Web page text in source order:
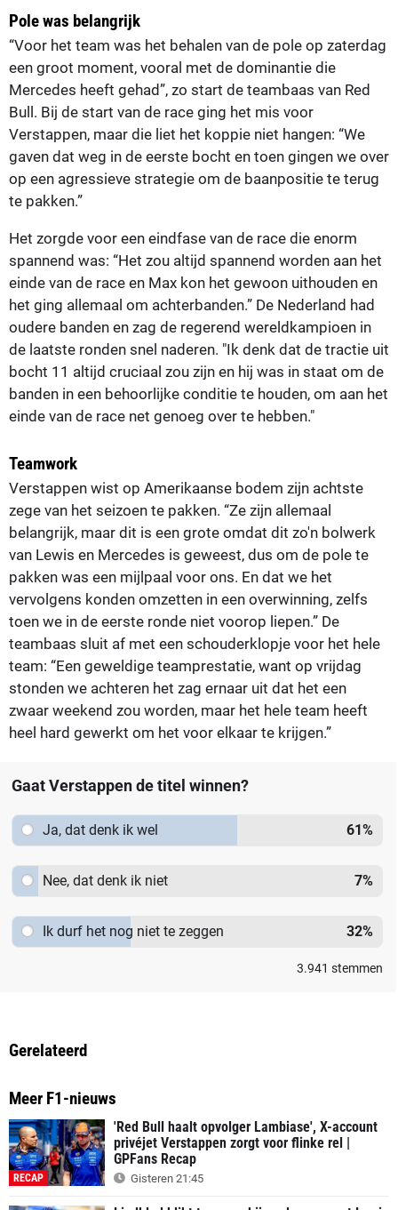
Pole was belangrijk
“Voor het team was het behalen van de pole op zaterdag
een groot moment, vooral met de dominantie die
Mercedes heeft gehad”, zo start de teambaas van Red
Bull. Bij de start van de race ging het mis voor
Verstappen, maar die liet het koppie niet hangen: “We
gaven dat weg in de eerste bocht en toen gingen we over
op een agressieve strategie om de baanpositie te terug
te pakken.”
Het zorgde voor een eindfase van de race die enorm
spannend was: “Het zou altijd spannend worden aan het
einde van de race en Max kon het gewoon uithouden en
het ging allemaal om achterbanden.” De Nederland had
oudere banden en zag de regerend wereldkampioen in
de laatste ronden snel naderen. "Ik denk dat de tractie uit
bocht 11 altijd cruciaal zou zijn en hij was in staat om de
banden in een behoorlijke conditie te houden, om aan het
einde van de race net genoeg over te hebben."
Teamwork
Verstappen wist op Amerikaanse bodem zijn achtste
zege van het seizoen te pakken. “Ze zijn allemaal
belangrijk, maar dit is een grote omdat dit zo'n bolwerk
van Lewis en Mercedes is geweest, dus om de pole te
pakken was een mijlpaal voor ons. En dat we het
vervolgens konden omzetten in een overwinning, zelfs
toen we in de eerste ronde niet voorop liepen.” De
teambaas sluit af met een schouderklopje voor het hele
team: “Een geweldige teamprestatie, want op vrijdag
stonden we achteren het zag ernaar uit dat het een
zwaar weekend zou worden, maar het hele team heeft
heel hard gewerkt om het voor elkaar te krijgen.”
Gaat Verstappen de titel winnen?
Ja, dat denk ik wel 61%
Nee, dat denk ik niet 7%
Ik durf het nog niet te zeggen 32%
3.941 stemmen
Gerelateerd
Meer F1-nieuws
RECAP
'Red Bull haalt opvolger Lambiase', X-account
privéjet Verstappen zorgt voor flinke rel |
GPFans Recap
Gisteren 21:45